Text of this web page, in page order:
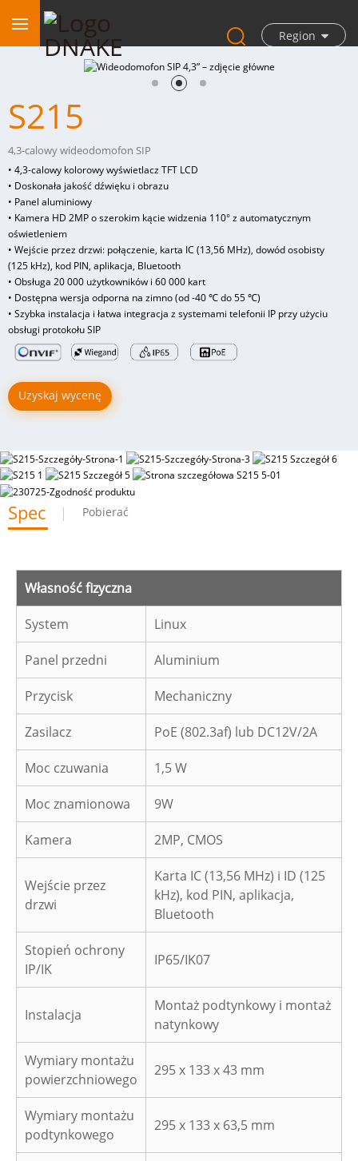
Region
S215
4,3-calowy wideodomofon SIP
• 4,3-calowy kolorowy wyświetlacz TFT LCD
• Doskonała jakość dźwięku i obrazu
• Panel aluminiowy
• Kamera HD 2MP o szerokim kącie widzenia 110° z automatycznym
oświetleniem
• Wejście przez drzwi: połączenie, karta IC (13,56 MHz), dowód osobisty
(125 kHz), kod PIN, aplikacja, Bluetooth
• Obsługa 20 000 użytkowników i 60 000 kart
• Dostępna wersja odporna na zimno (od -40 ℃ do 55 ℃)
• Szybka instalacja i łatwa integracja z systemami telefonii IP przy użyciu
obsługi protokołu SIP
Uzyskaj wycenę
Spec Pobierać
Własność fizyczna
System Linux
Panel przedni Aluminium
Przycisk Mechaniczny
Zasilacz PoE (802.3af) lub DC12V/2A
Moc czuwania 1,5 W
Moc znamionowa 9W
Kamera 2MP, CMOS
Wejście przez
drzwi
Karta IC (13,56 MHz) i ID (125
kHz), kod PIN, aplikacja,
Bluetooth
Stopień ochrony
IP/IK
IP65/IK07
Instalacja
Montaż podtynkowy i montaż
natynkowy
Wymiary montażu
powierzchniowego
295 x 133 x 43 mm
Wymiary montażu
podtynkowego
295 x 133 x 63,5 mm